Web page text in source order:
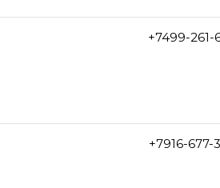
+7499-261-
+7916-677-